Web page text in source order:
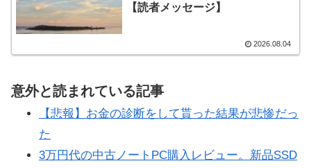
【読者メッセージ】
2026.08.04
意外と読まれている記事
【悲報】お金の診断をして貰った結果が悲惨だっ
た
3万円代の中古ノートPC購入レビュー。新品SSD